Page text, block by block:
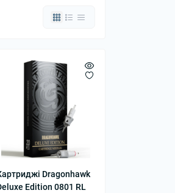
Dragonhawk
Edition 0801 RL